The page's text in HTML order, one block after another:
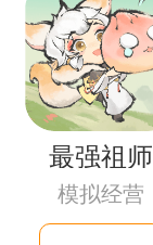
最强祖师
模拟经营